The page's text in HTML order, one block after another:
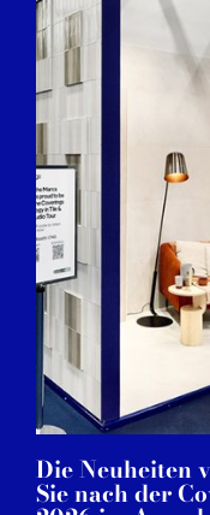
Die Neuheiten
Sie nach der